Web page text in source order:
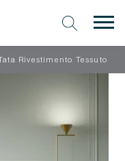
Tata Rivestimento Tessuto